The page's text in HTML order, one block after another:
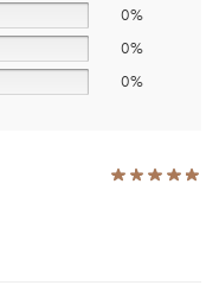
0%
0%
0%